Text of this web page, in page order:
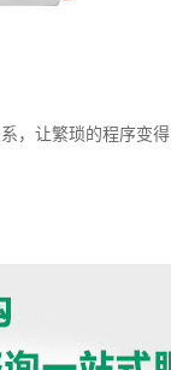
，让繁琐的程序变得